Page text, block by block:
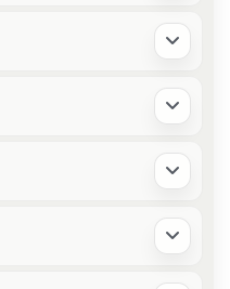
Déplier
Déplier
Déplier
Déplier